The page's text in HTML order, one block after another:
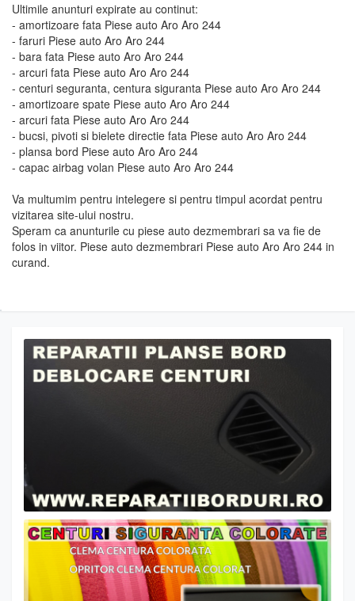
Ultimile anunturi expirate au continut:
- amortizoare fata Piese auto Aro Aro 244
- faruri Piese auto Aro Aro 244
- bara fata Piese auto Aro Aro 244
- arcuri fata Piese auto Aro Aro 244
- centuri seguranta, centura siguranta Piese auto Aro Aro 244
- amortizoare spate Piese auto Aro Aro 244
- arcuri fata Piese auto Aro Aro 244
- bucsi, pivoti si bielete directie fata Piese auto Aro Aro 244
- plansa bord Piese auto Aro Aro 244
- capac airbag volan Piese auto Aro Aro 244
Va multumim pentru intelegere si pentru timpul acordat pentru
vizitarea site-ului nostru.
Speram ca anunturile cu piese auto dezmembrari sa va fie de
folos in viitor. Piese auto dezmembrari Piese auto Aro Aro 244 in
curand.